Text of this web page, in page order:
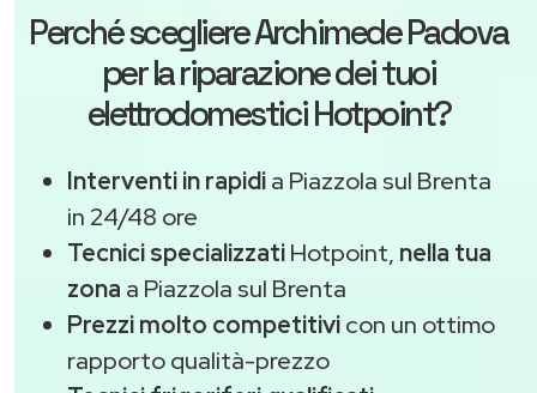
Perché scegliereArchimede Padova
per la riparazione dei tuoi
elettrodomestici Hotpoint?
Interventi in rapidia Piazzola sul Brenta
in 24/48 ore
Tecnici specializzatiHotpoint, nella tua
zona a Piazzola sul Brenta
Prezzi molto competitivicon un ottimo
rapporto qualità-prezzo